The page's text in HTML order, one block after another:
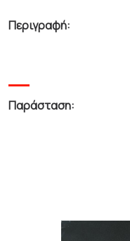
Περιγραφή:
Παράσταση: